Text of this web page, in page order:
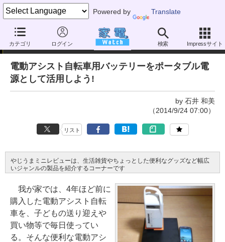
Powered by Translate
カテゴリ ログイン 検索 Impressサイト
やじうまミニレビュー
電動アシスト自転車用バッテリーをポータブル電
源として活用しよう!
by 石井 和美
（2014/9/24 07:00）
リスト
やじうまミニレビューは、生活雑貨やちょっとした便利なグッズなど幅広
いジャンルの製品を紹介するコーナーです
我が家では、4年ほど前に
購入した電動アシスト自転
車を、子どもの送り迎えや
買い物等で毎日使ってい
る。そんな便利な電動アシ